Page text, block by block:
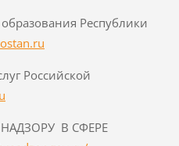
Республики
Российской
В СФЕРЕ